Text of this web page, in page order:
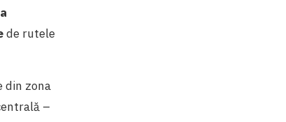
de rutele
din zona
–